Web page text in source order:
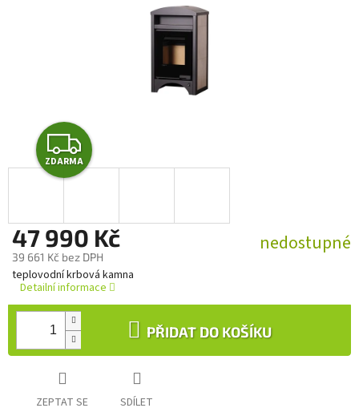
Z
D
R
M
A
ZDARMA
47 990 Kč
39 661 Kč bez DPH
Měrná
cena:
nedostupné
PŘIDAT DO KOŠÍKU
teplovodní krbová kamna
Detailní informace
ZEPTAT SE SDÍLET